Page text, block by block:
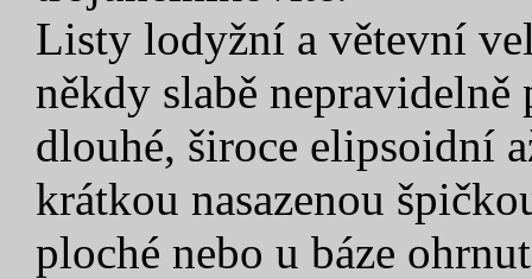
Listy lodyžní a větevní
někdy slabě nepravidelně
dlouhé, široce elipsoidní
krátkou nasazenou
ploché nebo u báze